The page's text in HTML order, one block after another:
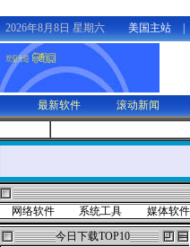
2026年8月8日 星期六 美国主站
最新软件
滚动新闻
网络软件
系统工具 媒体软件
今日下载TOP10